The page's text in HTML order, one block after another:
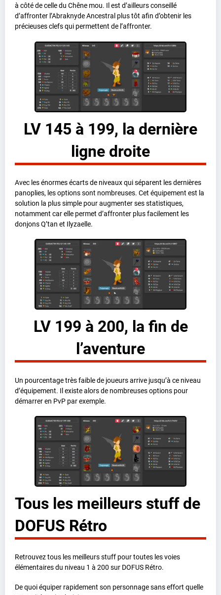
à côté de celle du Chêne mou. Il est d’ailleurs conseillé
d’affronter l’Abraknyde Ancestral plus tôt afin d’obtenir les
précieuses clefs qui permettent de l’affronter.
LV 145 à 199, la dernière
ligne droite
Avec les énormes écarts de niveaux qui séparent les dernières
panoplies, les options sont nombreuses. Cet équipement est la
solution la plus simple pour augmenter ses statistiques,
notamment car elle permet d’affronter plus facilement les
donjons Q’tan et Ilyzaelle.
LV 199 à 200, la fin de
l’aventure
Un pourcentage très faible de joueurs arrive jusqu’à ce niveau
d’équipement. Il existe alors de nombreuses options pour
démarrer en PvP par exemple.
Tous les meilleurs stuff de
DOFUS Rétro
Retrouvez tous les meilleurs stuff pour toutes les voies
élémentaires du niveau 1 à 200 sur DOFUS Rétro.
De quoi équiper rapidement son personnage sans effort quelle